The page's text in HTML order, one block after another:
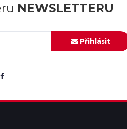
NEWSLETTERU
Přihlásit